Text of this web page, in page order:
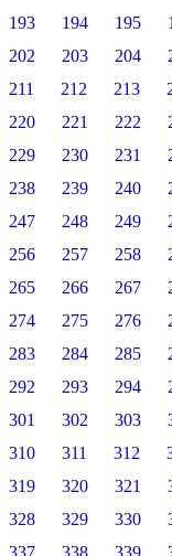
193
194 195
202
203 204
211
212 213
220
221 222
229
230 231
238
239 240
247
248 249
256
257 258
265
266 267
274
275 276
283
284 285
292
293 294
301
302 303
310
311 312
319
320 321
328
329 330
337
338 339